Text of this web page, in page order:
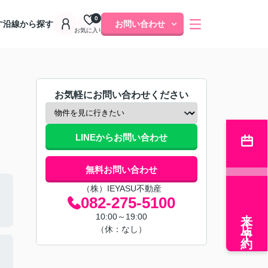
沿線から探す
お気に入り
0
お問い合わせ
お気軽にお問い合わせください
LINEからお問い合わせ
無料お問い合わせ
（株）IEYASU不動産
082-275-5100
10:00～19:00
（休：なし）
来店予約